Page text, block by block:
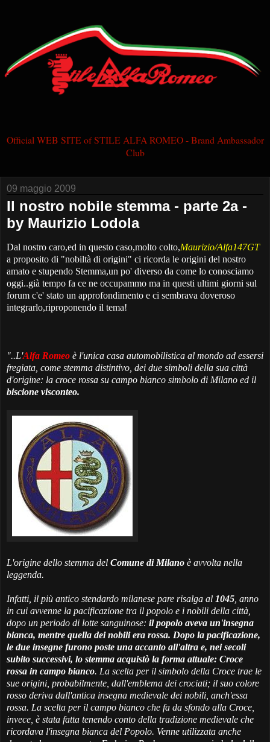
Official WEB SITE of STILE ALFA ROMEO - Brand Ambassador
Club
09 maggio 2009
Il nostro nobile stemma - parte 2a -
by Maurizio Lodola
Dal nostro caro,ed in questo caso,molto colto,Maurizio/Alfa147GT
a proposito di "nobiltà di origini" ci ricorda le origini del nostro
amato e stupendo Stemma,un po' diverso da come lo conosciamo
oggi..già tempo fa ce ne occupammo ma in questi ultimi giorni sul
forum c'e' stato un approfondimento e ci sembrava doveroso
integrarlo,riproponendo il tema!
"..L'Alfa Romeo è l'unica casa automobilistica al mondo ad essersi
fregiata, come stemma distintivo, dei due simboli della sua città
d'origine: la croce rossa su campo bianco simbolo di Milano ed il
biscione visconteo.
L'origine dello stemma del Comune di Milano è avvolta nella
leggenda.
Infatti, il più antico stendardo milanese pare risalga al 1045 , anno
in cui avvenne la pacificazione tra il popolo e i nobili della città,
dopo un periodo di lotte sanguinose: il popolo aveva un'insegna
bianca, mentre quella dei nobili era rossa. Dopo la pacificazione,
le due insegne furono poste una accanto all'altra e, nei secoli
subito successivi, lo stemma acquistò la forma attuale: Croce
rossa in campo bianco. La scelta per il simbolo della Croce trae le
sue origini, probabilmente, dall'emblema dei crociati; il suo colore
rosso deriva dall'antica insegna medievale dei nobili, anch'essa
rossa. La scelta per il campo bianco che fa da sfondo alla Croce,
invece, è stata fatta tenendo conto della tradizione medievale che
ricordava l'insegna bianca del Popolo. Venne utilizzata anche